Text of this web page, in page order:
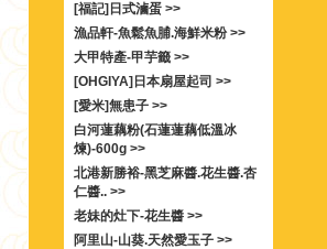
[福記]日式滷蛋 >>
漁品軒-魚鬆魚脯.海鮮米粉 >>
大甲特產-甲芋籤 >>
[OHGIYA]日本扇屋起司 >>
[愛米]無患子 >>
白河蓮藕粉(石蓮蓮藕低溫冰
煉)-600g >>
北港新勝裕-黑芝麻醬.花生醬.杏
仁醬.. >>
老妹的灶下-花生醬 >>
阿里山-山葵.天然愛玉子 >>